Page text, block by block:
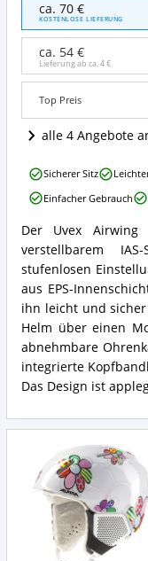
Airwing
2
Pro
Angebote:
Wo
Kinder
Skihelm
ca. 70 €
KOSTENLOSE LIEFERUNG
ca. 54 €
Lieferung ab ca.4 €
Top Preis
alle 4 Angebote
Uvex
Airwing
2
Pro
Zusammenfassung:
Was
bietet
dieser
Kinder
Skihelm?
Der Uvex
verstellbarem
stufenlosen
aus EPS-
ihn leicht und
Helm über einen
abnehmbare
integrierte
Das Design ist
Uvex
Airwing
Vorteile:
Was
spricht
für
diesen
Kinder
Skihelm?
Sicherer Sitz
Einfacher Gebrauch